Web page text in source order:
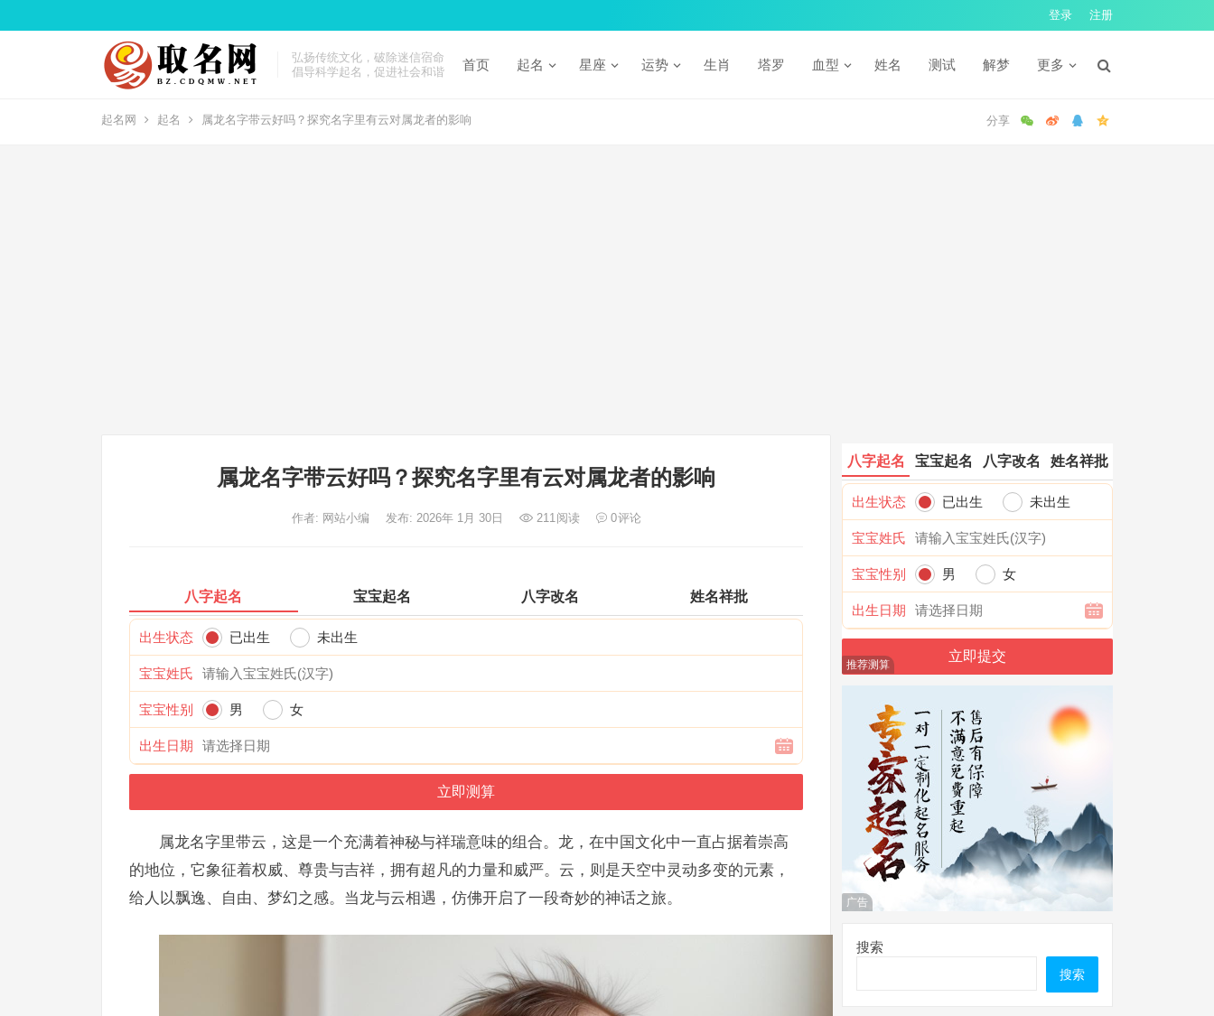
登录 注册
弘扬传统文化，破除迷信宿命
倡导科学起名，促进社会和谐
首页 起名 星座 运势 生肖 塔罗 血型 姓名 测试 解梦 更多
起名网 起名 属龙名字带云好吗？探究名字里有云对属龙者的影响
属龙名字带云好吗？探究名字里有云对属龙者的影响
作者: 网站小编 发布: 2026年 1月 30日 211阅读 0评论
八字起名 宝宝起名 八字改名 姓名祥批
出生状态 已出生 未出生
宝宝姓氏
宝宝性别 男 女
出生日期
属龙名字里带云，这是一个充满着神秘与祥瑞意味的组合。龙，在中国文化中一直占据着崇高
的地位，它象征着权威、尊贵与吉祥，拥有超凡的力量和威严。云，则是天空中灵动多变的元素，
给人以飘逸、自由、梦幻之感。当龙与云相遇，仿佛开启了一段奇妙的神话之旅。
八字起名 宝宝起名 八字改名 姓名祥批
出生状态 已出生 未出生
宝宝姓氏
宝宝性别 男 女
出生日期
推荐测算
广告
搜索
搜索